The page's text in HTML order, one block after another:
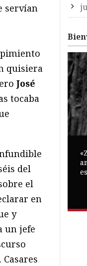
servían
quisiera
José
tocaba
del
el
en
y
un jefe